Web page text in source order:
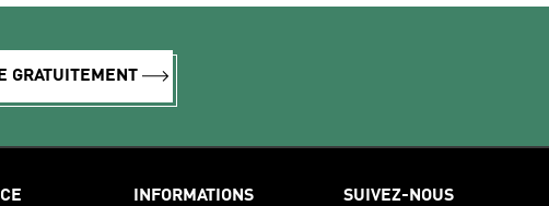
GRATUITEMENT
INFORMATIONS
SUIVEZ-NOUS